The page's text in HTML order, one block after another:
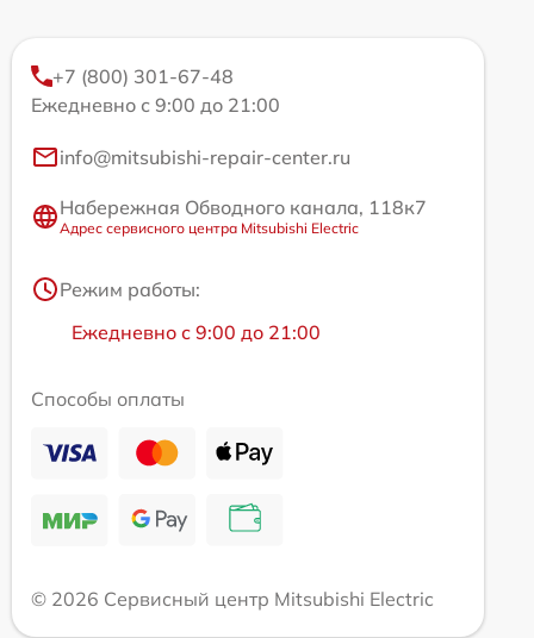
+7 (800) 301-67-48
Ежедневно с 9:00 до 21:00
info@mitsubishi-repair-center.ru
Набережная Обводного канала, 118к7
Адрес сервисного центра Mitsubishi Electric
Режим работы:
Ежедневно с 9:00 до 21:00
Способы оплаты
© 2026 Сервисный центр Mitsubishi Electric